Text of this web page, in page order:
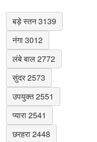
बड़े स्तन 3139
नंगा 3012
लंबे बाल 2772
सुंदर 2573
उपयुक्त 2551
प्यारा 2541
छरहरा 2448